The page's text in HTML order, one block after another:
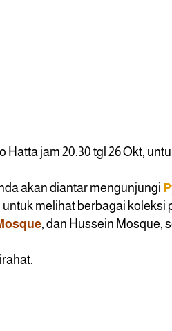
jam 20.30 tgl 26 Okt,
akan diantar mengunjungi
untuk melihat berbagai koleksi
, dan Hussein Mosque,